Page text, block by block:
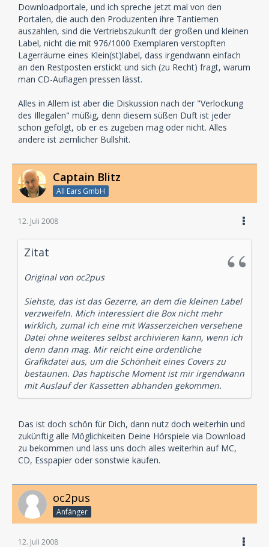
Downloadportale, und ich spreche jetzt mal von den
Portalen, die auch den Produzenten ihre Tantiemen
auszahlen, sind die Vertriebszukunft der großen und kleinen
Label, nicht die mit 976/1000 Exemplaren verstopften
Lagerräume eines Klein(st)label, dass irgendwann einfach
an den Restposten erstickt und sich (zu Recht) fragt, warum
man CD-Auflagen pressen lässt.
Alles in Allem ist aber die Diskussion nach der "Verlockung
des Illegalen" müßig, denn diesem süßen Duft ist jeder
schon gefolgt, ob er es zugeben mag oder nicht. Alles
andere ist ziemlicher Bullshit.
Captain Blitz
All Ears GmbH
12. Juli 2008
Zitat
Original von oc2pus
Siehste, das ist das Gezerre, an dem die kleinen Label
verzweifeln. Mich interessiert die Box nicht mehr
wirklich, zumal ich eine mit Wasserzeichen versehene
Datei ohne weiteres selbst archivieren kann, wenn ich
denn dann mag. Mir reicht eine ordentliche
Grafikdatei aus, um die Schönheit eines Covers zu
bestaunen. Das haptische Moment ist mir irgendwann
mit Auslauf der Kassetten abhanden gekommen.
Das ist doch schön für Dich, dann nutz doch weiterhin und
zukünftig alle Möglichkeiten Deine Hörspiele via Download
zu bekommen und lass uns doch alles weiterhin auf MC,
CD, Esspapier oder sonstwie kaufen.
oc2pus
Anfänger
12. Juli 2008